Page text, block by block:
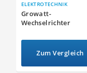
ELEKTROTECHNIK
Growatt-
Wechselrichter
Zum Vergleich